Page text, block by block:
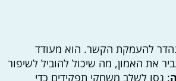
נהדר להעמקת הקשר. הוא מעודד
את האמון, מה שיכול להוביל לשיפור
: נסו לשלב משחקי תפקידים כדי